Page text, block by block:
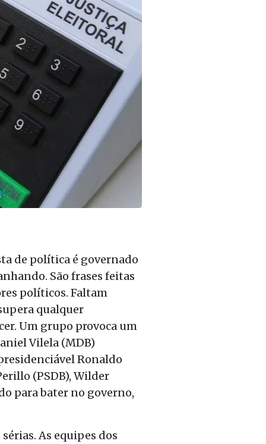
de política é governado
São frases feitas
políticos. Faltam
qualquer
Um grupo provoca um
Vilela (MDB)
Ronaldo
(PSDB), Wilder
para bater no governo,
As equipes dos